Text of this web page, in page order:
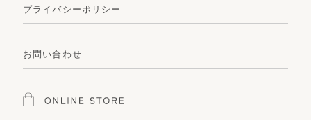
プライバシーポリシー
お問い合わせ